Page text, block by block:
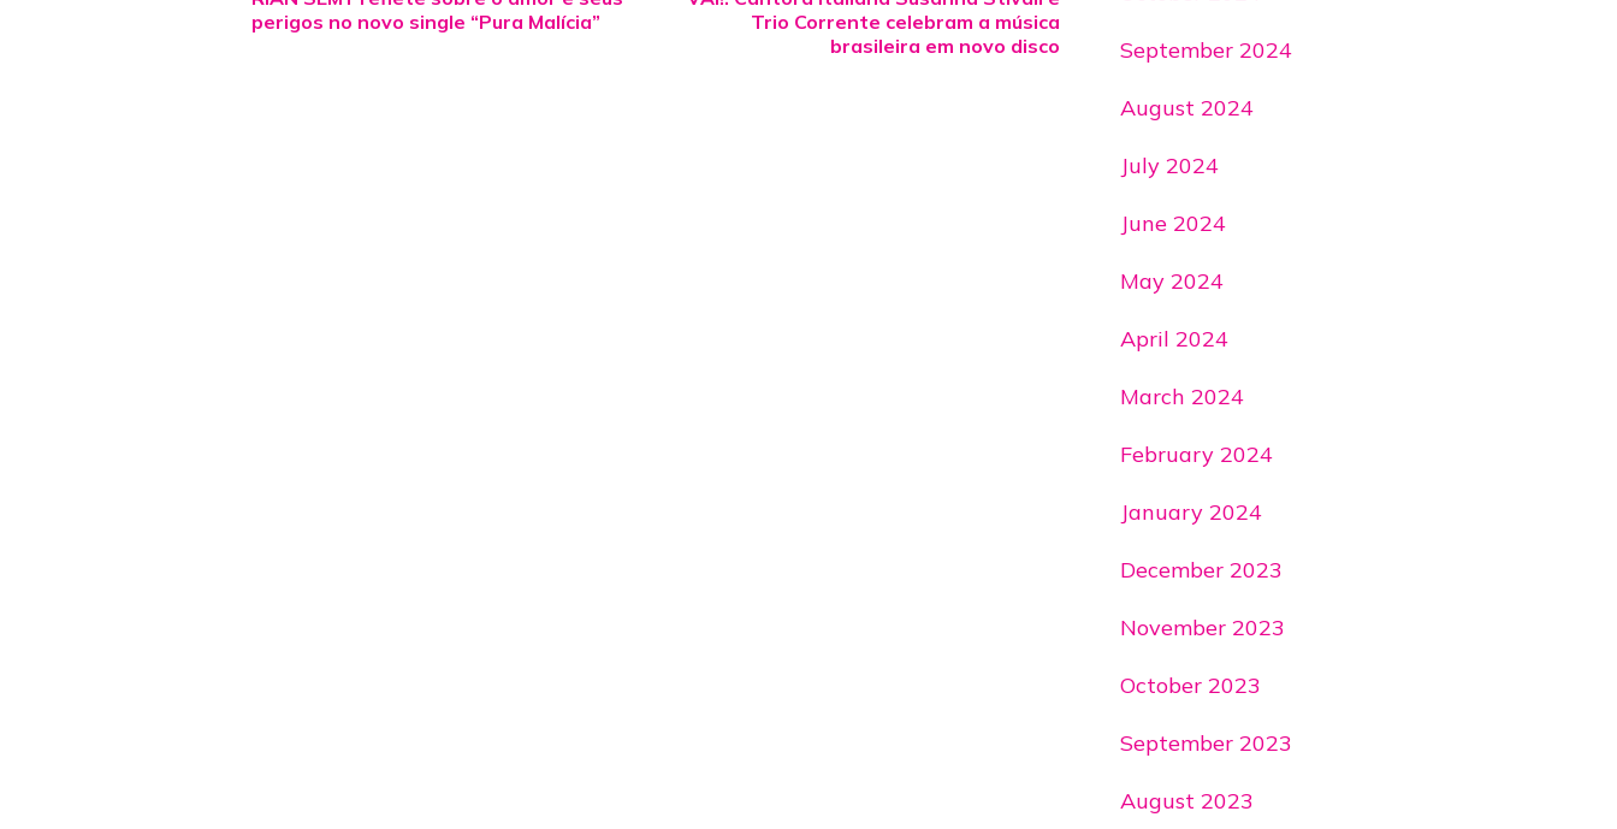
Navigation
perigos no novo single “Pura Malícia”
Trio Corrente celebram a música
brasileira em novo disco
September 2024
August 2024
July 2024
June 2024
May 2024
April 2024
March 2024
February 2024
January 2024
December 2023
November 2023
October 2023
September 2023
August 2023